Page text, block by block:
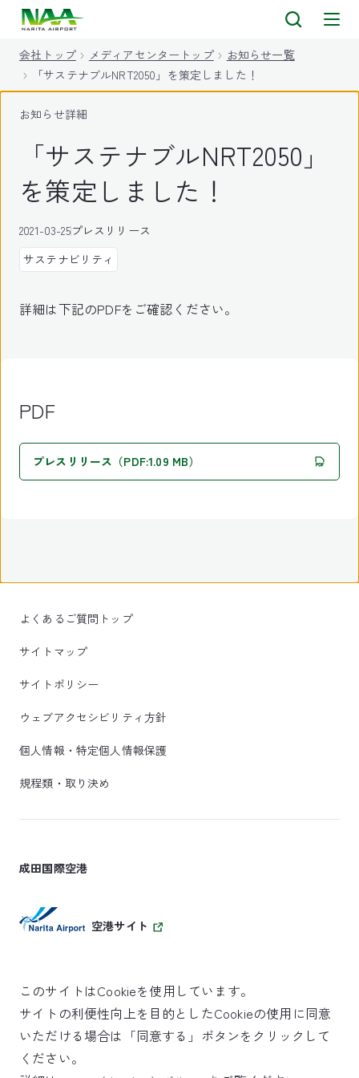
会社トップ メディアセンタートップ
お知らせ一覧
「サステナブルNRT2050」を策定しました！
お知らせ詳細
「サステナブルNRT2050」
を策定しました！
2021-03-25プレスリリース
サステナビリティ
詳細は下記のPDFをご確認ください。
PDF
プレスリリース（PDF:1.09 MB）
よくあるご質問トップ
サイトマップ
サイトポリシー
ウェブアクセシビリティ方針
個人情報・特定個人情報保護
規程類・取り決め
成田国際空港
空港サイト
SKYTRAX
5スターエアポート
このサイトはCookieを使用しています。
サイトの利便性向上を目的としたCookieの使用に同意
いただける場合は「同意する」ボタンをクリックして
ください。